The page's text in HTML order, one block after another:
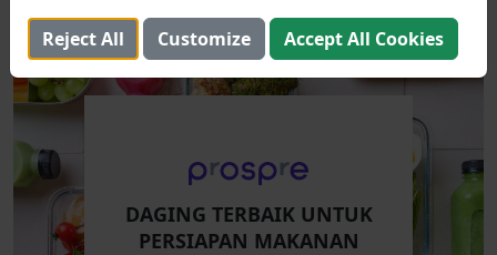
DAGING TERBAIK UNTUK
PERSIAPAN MAKANAN
Reject All Customize Accept All Cookies